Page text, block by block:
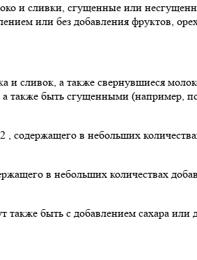
и сливки, сгущенные или
или без добавления фруктов,
сливок, а также свернувшиеся
также быть сгущенными (например,
содержащего в небольших
в небольших количествах
быть с добавлением сахара